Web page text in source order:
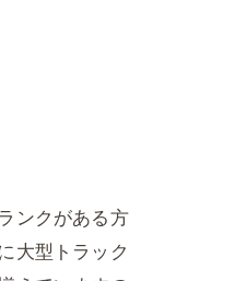
ンクがある方
大型トラック